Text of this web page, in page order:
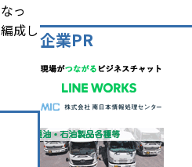
っ
成し企業PR